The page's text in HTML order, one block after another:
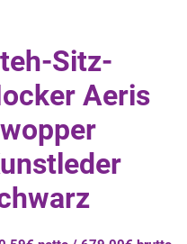
Sitz-
Aeris